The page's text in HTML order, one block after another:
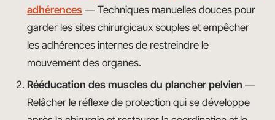
adhérences — Techniques manuelles douces pour
garder les sites chirurgicaux souples et empêcher
les adhérences internes de restreindre le
mouvement des organes.
Rééducation des muscles du plancher pelvien —
Relâcher le réflexe de protection qui se développe